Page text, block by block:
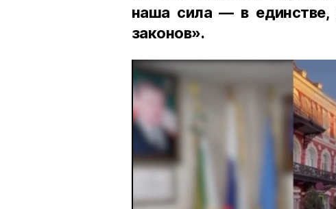
наша сила — в единстве,
законов».